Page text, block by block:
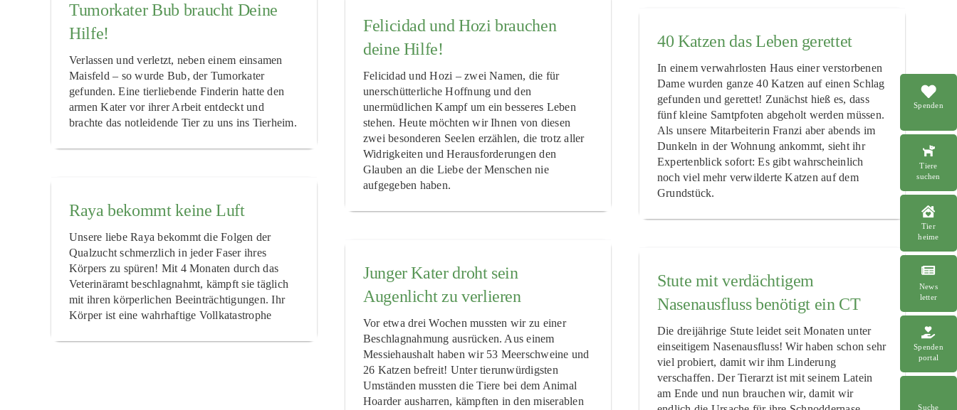
Spenden
Tiere
suchen
Tier
heime
News
letter
Spenden
portal
Suche
Tumorkater Bub braucht Deine
Hilfe!
Verlassen und verletzt, neben einem einsamen
Maisfeld – so wurde Bub, der Tumorkater
gefunden. Eine tierliebende Finderin hatte den
armen Kater vor ihrer Arbeit entdeckt und
brachte das notleidende Tier zu uns ins Tierheim.
Felicidad und Hozi brauchen
deine Hilfe!
Felicidad und Hozi – zwei Namen, die für
unerschütterliche Hoffnung und den
unermüdlichen Kampf um ein besseres Leben
stehen. Heute möchten wir Ihnen von diesen
zwei besonderen Seelen erzählen, die trotz aller
Widrigkeiten und Herausforderungen den
Glauben an die Liebe der Menschen nie
aufgegeben haben.
40 Katzen das Leben gerettet
In einem verwahrlosten Haus einer verstorbenen
Dame wurden ganze 40 Katzen auf einen Schlag
gefunden und gerettet! Zunächst hieß es, dass
fünf kleine Samtpfoten abgeholt werden müssen.
Als unsere Mitarbeiterin Franzi aber abends im
Dunkeln in der Wohnung ankommt, sieht ihr
Expertenblick sofort: Es gibt wahrscheinlich
noch viel mehr verwilderte Katzen auf dem
Grundstück.
Raya bekommt keine Luft
Unsere liebe Raya bekommt die Folgen der
Qualzucht schmerzlich in jeder Faser ihres
Körpers zu spüren! Mit 4 Monaten durch das
Veterinäramt beschlagnahmt, kämpft sie täglich
mit ihren körperlichen Beeinträchtigungen. Ihr
Körper ist eine wahrhaftige Vollkatastrophe
Junger Kater droht sein
Augenlicht zu verlieren
Vor etwa drei Wochen mussten wir zu einer
Beschlagnahmung ausrücken. Aus einem
Messiehaushalt haben wir 53 Meerschweine und
26 Katzen befreit! Unter tierunwürdigsten
Umständen mussten die Tiere bei dem Animal
Hoarder ausharren, kämpften in den miserablen
Stute mit verdächtigem
Nasenausfluss benötigt ein CT
Die dreijährige Stute leidet seit Monaten unter
einseitigem Nasenausfluss! Wir haben schon sehr
viel probiert, damit wir ihm Linderung
verschaffen. Der Tierarzt ist mit seinem Latein
am Ende und nun brauchen wir, damit wir